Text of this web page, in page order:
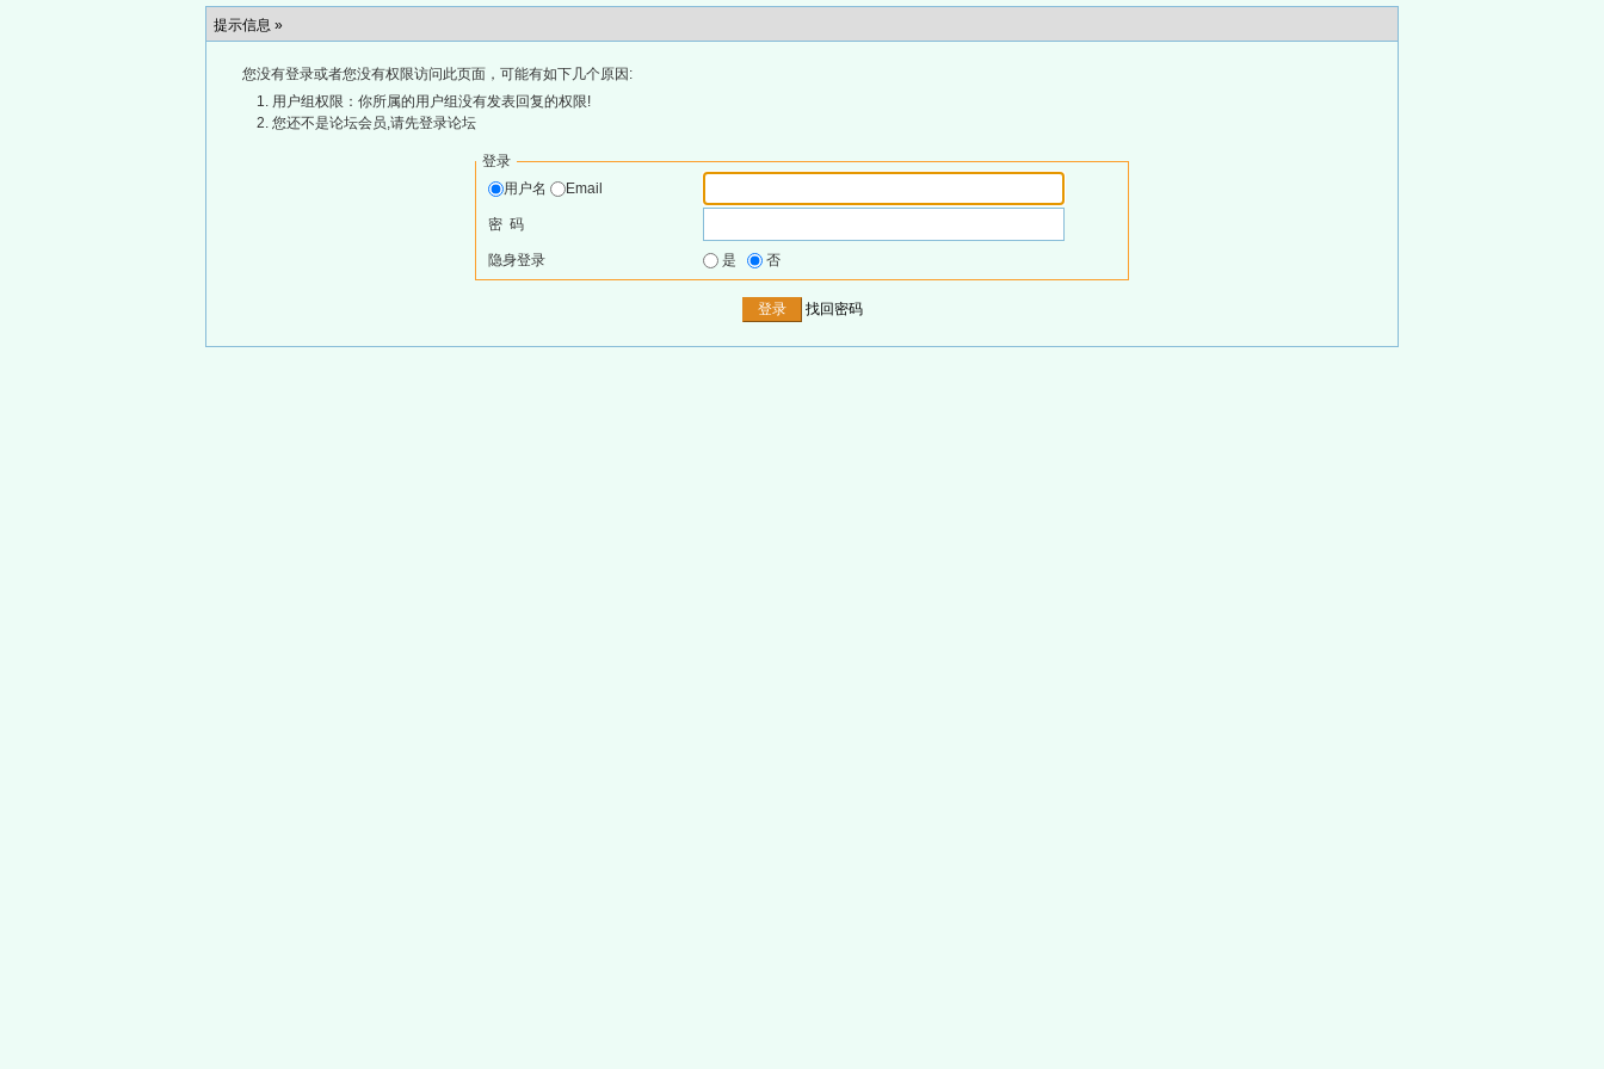
提示信息 »
您没有登录或者您没有权限访问此页面，可能有如下几个原因:
用户组权限：你所属的用户组没有发表回复的权限!
您还不是论坛会员,请先登录论坛
登录
用户名
Email
密 码
隐身登录 是 否
找回密码